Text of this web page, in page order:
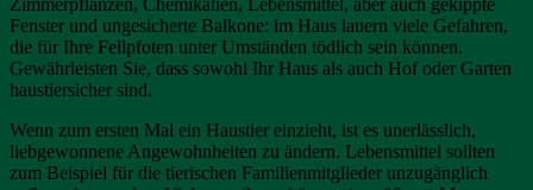
Zimmerpflanzen, Chemikalien, Lebensmittel, aber auch gekippte
Fenster und ungesicherte Balkone: im Haus lauern viele Gefahren,
die für Ihre Fellpfoten unter Umständen tödlich sein können.
Gewährleisten Sie, dass sowohl Ihr Haus als auch Hof oder Garten
haustiersicher sind.
Wenn zum ersten Mal ein Haustier einzieht, ist es unerlässlich,
liebgewonnene Angewohnheiten zu ändern. Lebensmittel sollten
zum Beispiel für die tierischen Familienmitglieder unzugänglich